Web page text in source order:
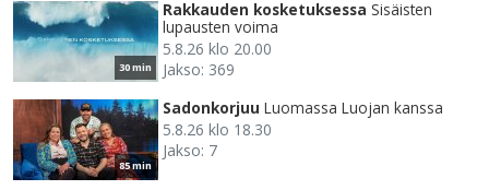
30 min
Rakkauden kosketuksessa Sisäisten
lupausten voima
5.8.26 klo 20.00
Jakso: 369
85 min
Sadonkorjuu Luomassa Luojan kanssa
5.8.26 klo 18.30
Jakso: 7